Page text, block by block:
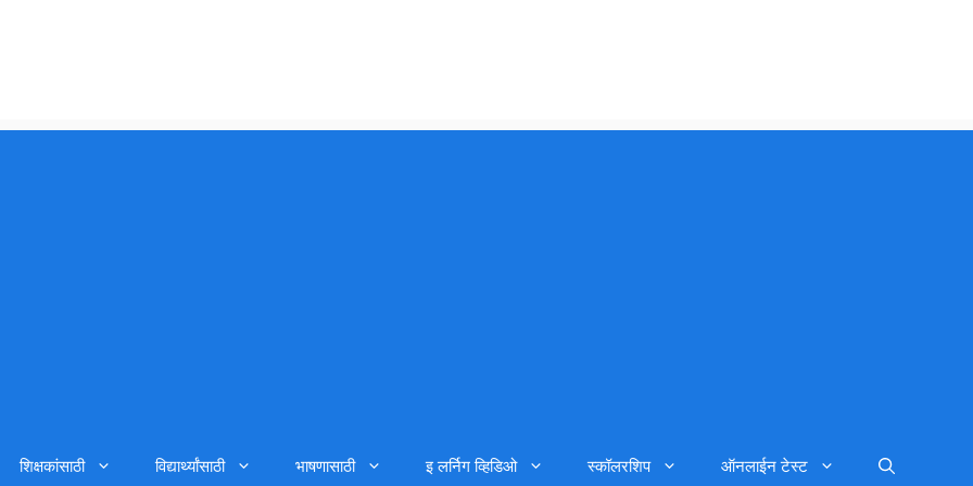
शिक्षकांसाठी विद्यार्थ्यांसाठी भाषणासाठी इ लर्निग व्हिडिओ स्कॉलरशिप ऑनलाईन टेस्ट